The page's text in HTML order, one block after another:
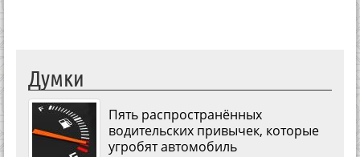
Думки
Пять распространённых
водительских привычек, которые
угробят автомобиль